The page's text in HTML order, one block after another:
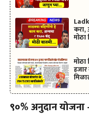
करा,
मोठा
हजार
९०% अनुदान